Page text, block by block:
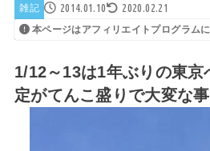
雑記 2014.01.10 2020.02.21
本ページはアフィリエイトプログラム
1/12～13は1年ぶりの東
定がてんこ盛りで大変な事